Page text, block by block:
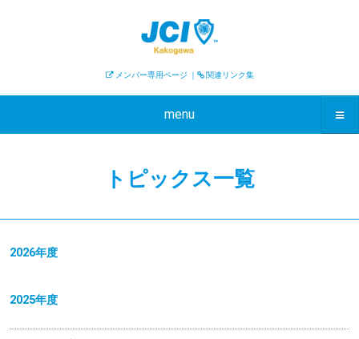
メンバー専用ページ ｜ 関連リンク集
menu
トピックス一覧
2026年度
2025年度